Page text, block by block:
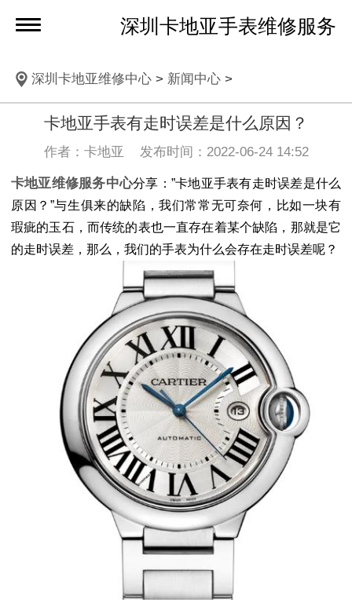
深圳卡地亚手表维修服务
深圳卡地亚维修中心> 新闻中心>
卡地亚手表有走时误差是什么原因？
作者：卡地亚 发布时间：2022-06-24 14:52
卡地亚维修服务中心分享：”卡地亚手表有走时误差是什么
原因？”与生俱来的缺陷，我们常常无可奈何，比如一块有
瑕疵的玉石，而传统的表也一直存在着某个缺陷，那就是它
的走时误差，那么，我们的手表为什么会存在走时误差呢？